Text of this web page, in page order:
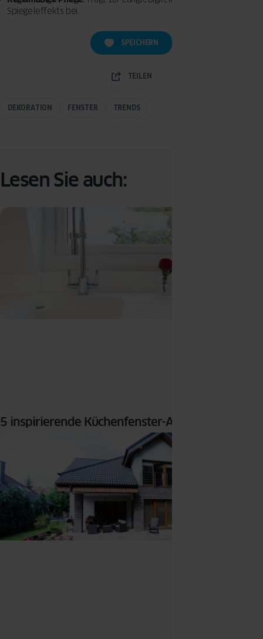
Spiegeleffekts bei.
SPEICHERN
TEILEN
DEKORATION FENSTER TRENDS
Lesen Sie auch:
5 inspirierende Küchenfenster-Arrangements